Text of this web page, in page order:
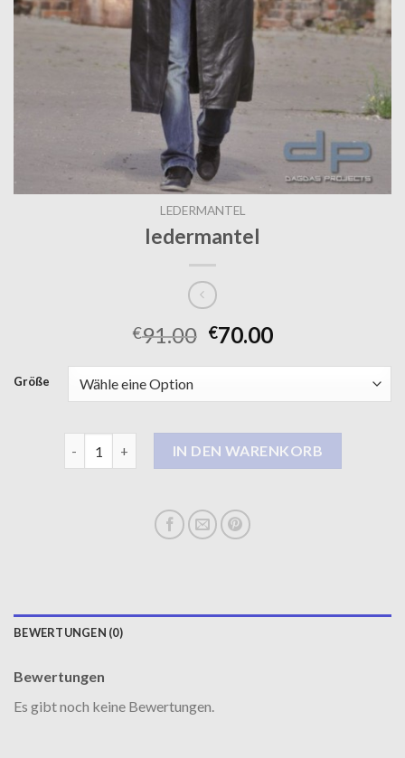
LEDERMANTEL
ledermantel
€91.00 €70.00
Größe
IN DEN WARENKORB
BEWERTUNGEN (0)
Bewertungen
Es gibt noch keine Bewertungen.